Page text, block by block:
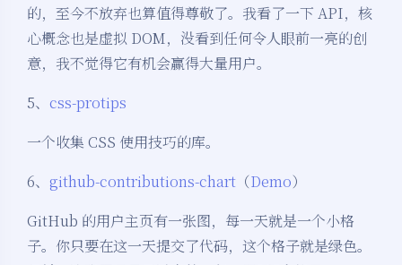
的，至今不放弃也算值得尊敬了。我看了一下 API，核
心概念也是虚拟 DOM，没看到任何令人眼前一亮的创
意，我不觉得它有机会赢得大量用户。
5、 css-protips
一个收集 CSS 使用技巧的库。
6、 github-contributions-chart （Demo）
GitHub 的用户主页有一张图，每一天就是一个小格
子。你只要在这一天提交了代码，这个格子就是绿色。